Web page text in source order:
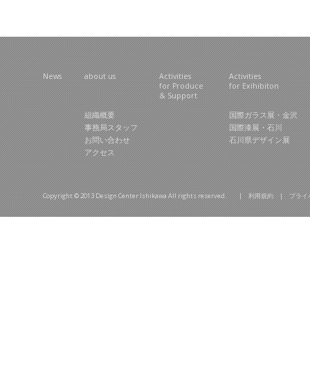
News about us
Activities
for Produce
& Support
Activities
for Exihibiton
組織概要
事務局スタッフ
お問い合わせ
アクセス
国際ガラス展・金沢
国際漆展・石川
石川県デザイン展
Copyright © 2013 Design Center Ishikawa All rights reserved. |利用規約|プライ